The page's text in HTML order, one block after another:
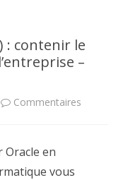
: contenir le
–
Commentaires
Oracle en
vous